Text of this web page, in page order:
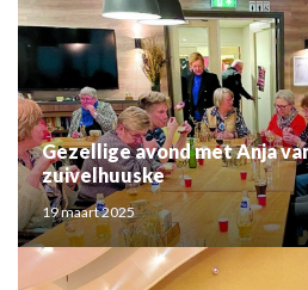
Gezellige avond met Anja
zuivelhuuske
19 maart 2025